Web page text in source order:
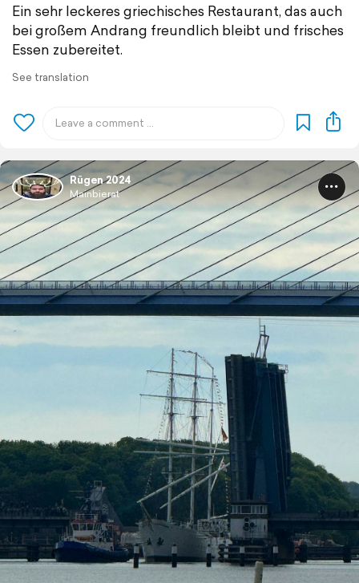
Ein sehr leckeres griechisches Restaurant, das auch
bei großem Andrang freundlich bleibt und frisches
Essen zubereitet.
See translation
Rügen 2024
Mainbierat